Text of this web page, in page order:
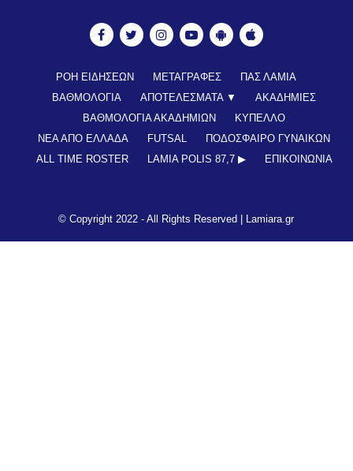
Ακολουθήστε τοlamiara.grστοGoogle News
υπόλοιπο κόσμο. Ακολουθήστε το lamiara.gr στο
Facebook, στοTwitterκαι στοInstagram
για να
μαθαίνετε σε χρόνο dt όλα τα νέα.
ΡΟΗ ΕΙΔΗΣΕΩΝ ΜΕΤΑΓΡΑΦΕΣ
ΠΑΣ ΛΑΜΙΑ
ΒΑΘΜΟΛΟΓΙΑ
ΑΠΟΤΕΛΕΣΜΑΤΑ ▼
ΑΚΑΔΗΜΙΕΣ
ΒΑΘΜΟΛΟΓΙΑ ΑΚΑΔΗΜΙΩΝ
ΚΥΠΕΛΛΟ
ΝΕΑ ΑΠΟ ΕΛΛΑΔΑ
FUTSAL
ΠΟΔΟΣΦΑΙΡΟ ΓΥΝΑΙΚΩΝ
ALL TIME ROSTER
LAMIA POLIS 87,7 ▶︎ ΕΠΙΚΟΙΝΩΝΊΑ
© Copyright 2022 - All Rights Reserved | Lamiara.gr